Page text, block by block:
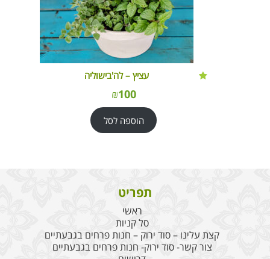
עציץ – לה'בישוליה
₪100
הוספה לסל
תפריט
ראשי
סל קניות
קצת עלינו – סוד ירוק – חנות פרחים בגבעתיים
צור קשר- סוד ירוק- חנות פרחים בגבעתיים